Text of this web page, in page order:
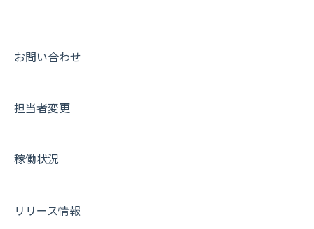
【業界業種別】cyzen設定方法
帳票出力
商品
パフォーマンス
お知らせ
活動通知
商品
その他オプション
契約・その他
報告書について
メンバー画面について
動画集：共通
お問い合わせ
担当者変更
稼働状況
リリース情報